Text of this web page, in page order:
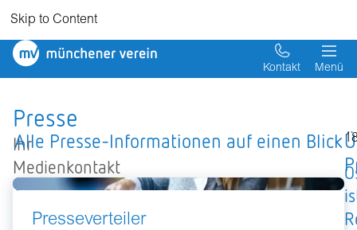
Skip to Content
Münchener
Kontakt Menü
Presse
Ihr
Medienkontakt
zu
uns:
Alle Presse-Informationen auf einen Blick
Presseverteiler